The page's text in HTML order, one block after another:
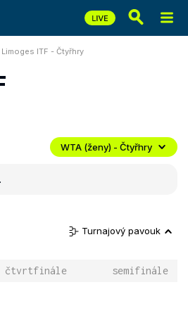
Limoges ITF - Čtyřhry
WTA (ženy) - Čtyřhry
Turnajový pavouk
čtvrtfinále semifinále